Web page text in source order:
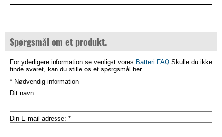
Spørgsmål om et produkt.
For yderligere information se venligst vores Batteri FAQ Skulle du ikke
finde svaret, kan du stille os et spørgsmål her.
* Nødvendig information
Dit navn:
Din E-mail adresse: *